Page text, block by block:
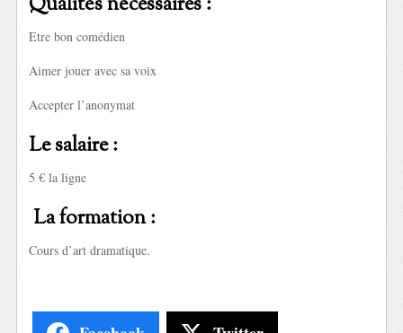
Etre bon comédien
Aimer jouer avec sa voix
Accepter l’anonymat
Le salaire :
5 € la ligne
La formation :
Cours d’art dramatique.